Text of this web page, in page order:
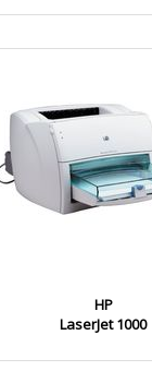
HP
LaserJet 1000